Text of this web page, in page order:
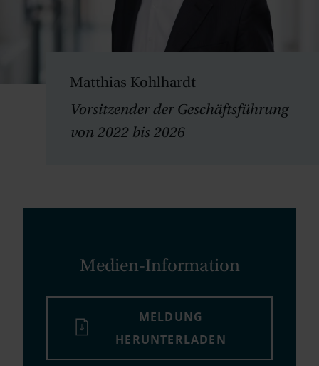
Matthias Kohlhardt
Vorsitzender der Geschäftsführung
von 2022 bis 2026
Medien-Information
MELDUNG
HERUNTERLADEN